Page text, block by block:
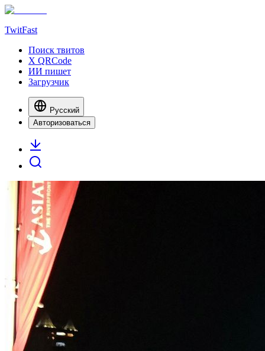
TwitFast
Поиск твитов
X QRCode
ИИ пишет
Загрузчик
Русский
Авторизоваться